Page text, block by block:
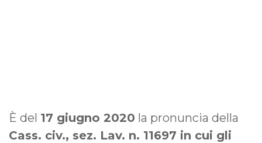
È del 17 giugno 2020 la pronuncia della
Cass. civ., sez. Lav. n. 11697 in cui gli